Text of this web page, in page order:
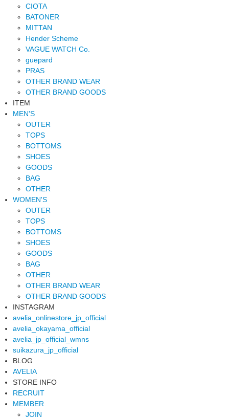
CIOTA
BATONER
MITTAN
Hender Scheme
VAGUE WATCH Co.
guepard
PRAS
OTHER BRAND WEAR
OTHER BRAND GOODS
ITEM
MEN'S
OUTER
TOPS
BOTTOMS
SHOES
GOODS
BAG
OTHER
WOMEN'S
OUTER
TOPS
BOTTOMS
SHOES
GOODS
BAG
OTHER
OTHER BRAND WEAR
OTHER BRAND GOODS
INSTAGRAM
avelia_onlinestore_jp_official
avelia_okayama_official
avelia_jp_official_wmns
suikazura_jp_official
BLOG
AVELIA
STORE INFO
RECRUIT
MEMBER
JOIN